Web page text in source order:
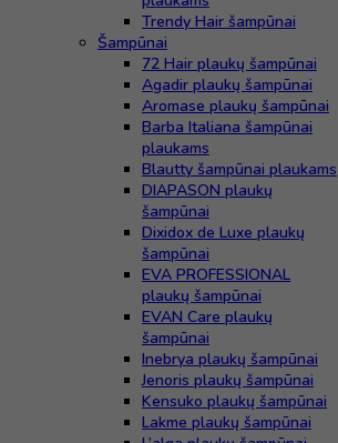
Trendy Hair šampūnai
Šampūnai
72 Hair plaukų šampūnai
Agadir plaukų šampūnai
Aromase plaukų šampūnai
Barba Italiana šampūnai
plaukams
Blautty šampūnai plaukams
DIAPASON plaukų
šampūnai
Dixidox de Luxe plaukų
šampūnai
EVA PROFESSIONAL
plaukų šampūnai
EVAN Care plaukų
šampūnai
Inebrya plaukų šampūnai
Jenoris plaukų šampūnai
Kensuko plaukų šampūnai
Lakme plaukų šampūnai